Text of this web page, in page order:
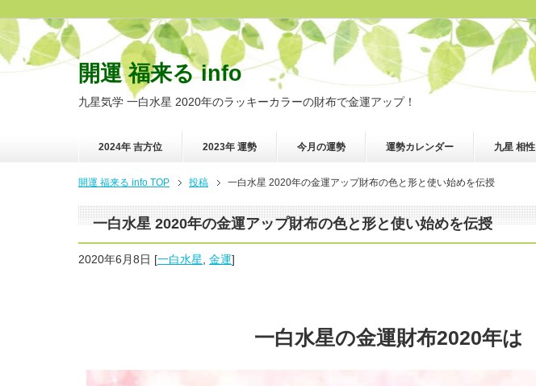
開運 福来る info
九星気学 一白水星 2020年のラッキーカラーの財布で金運アップ！
2024年 吉方位 2023年 運勢 今月の運勢 運勢カレンダー 九星 相性
開運 福来る info TOP 投稿 一白水星 2020年の金運アップ財布の色と形と使い始めを伝授
一白水星 2020年の金運アップ財布の色と形と使い始めを伝授
2020年6月8日 [一白水星 金運]
一白水星の金運財布2020年は